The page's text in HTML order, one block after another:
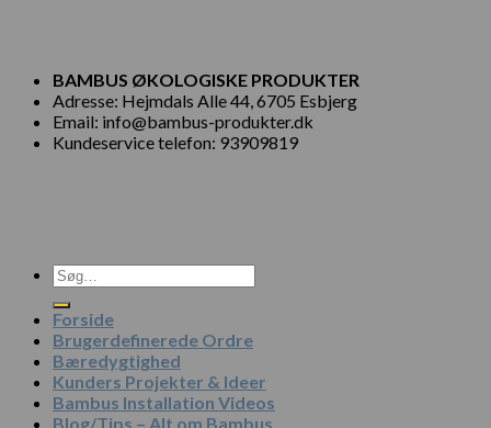
BAMBUS ØKOLOGISKE PRODUKTER
Adresse: Hejmdals Alle 44, 6705 Esbjerg
Email: info@bambus-produkter.dk
Kundeservice telefon: 93909819
Søg
efter:
Forside
Brugerdefinerede Ordre
Bæredygtighed
Kunders Projekter & Ideer
Bambus Installation Videos
Blog/Tips – Alt om Bambus